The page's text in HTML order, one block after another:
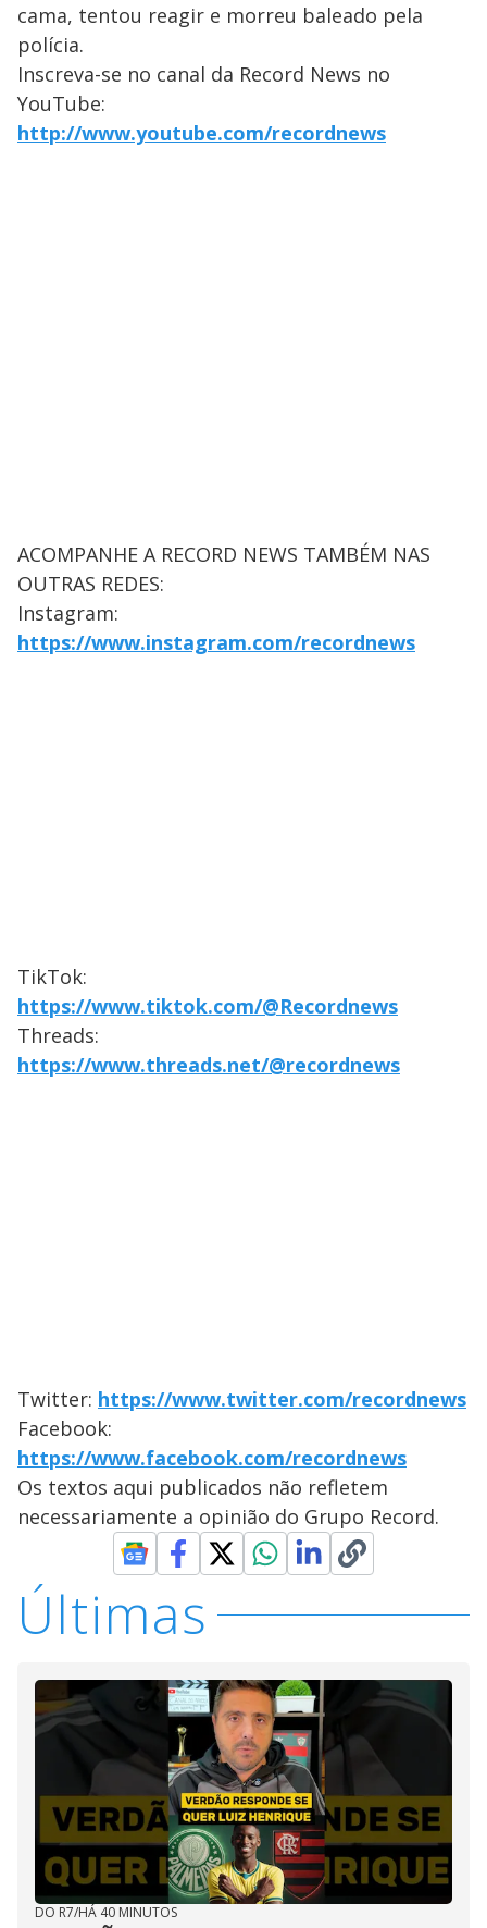
cama, tentou reagir e morreu baleado pela
polícia.
Inscreva-se no canal da Record News no
YouTube:
http://www.youtube.com/recordnews
ACOMPANHE A RECORD NEWS TAMBÉM NAS
OUTRAS REDES:
Instagram:
https://www.instagram.com/recordnews
TikTok:
https://www.tiktok.com/@Recordnews
Threads:
https://www.threads.net/@recordnews
Twitter: https://www.twitter.com/recordnews
Facebook:
https://www.facebook.com/recordnews
Os textos aqui publicados não refletem
necessariamente a opinião do Grupo Record.
Últimas
DO R7/HÁ 40 MINUTOS